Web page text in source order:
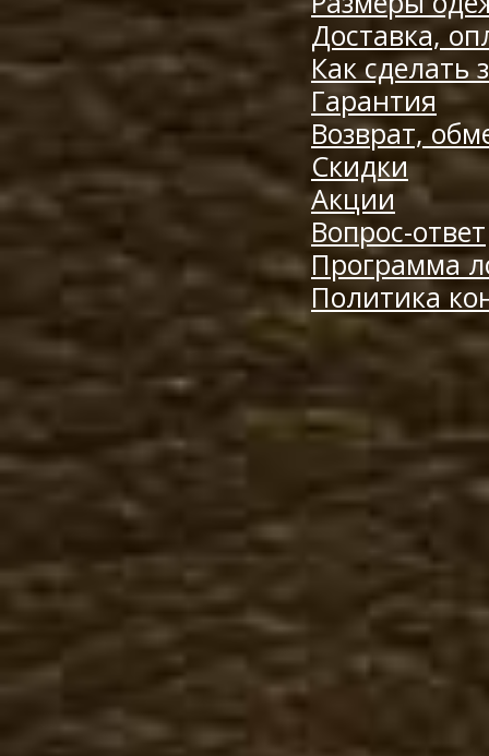
Доставка,
Как сделать
Гарантия
Возврат,
Скидки
Акции
Вопрос-ответ
Программа
Политика